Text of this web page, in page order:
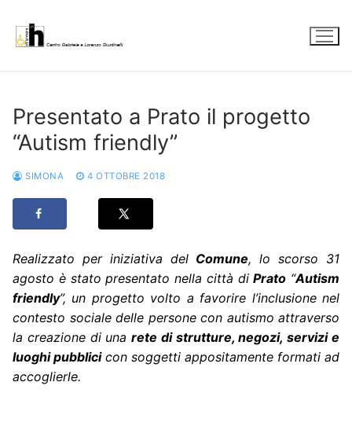
contenuto
Presentato a Prato il progetto
“Autism friendly”
SIMONA 4 OTTOBRE 2018
Realizzato per iniziativa del Comune, lo scorso 31
agosto è stato presentato nella città diPrato “Autism
friendly”, un progetto volto a favorire l’inclusione nel
contesto sociale delle persone con autismo attraverso
la creazione di unarete di strutture, negozi, servizi e
luoghi pubblicicon soggetti appositamente formati ad
accoglierle.